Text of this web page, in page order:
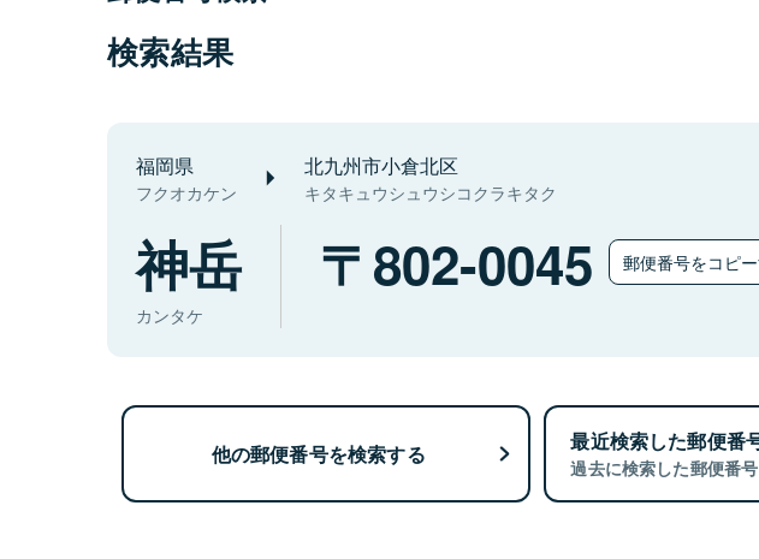
検索結果
福岡県
フクオカケン
北九州市小倉北区
キタキュウシュウシコクラキタク
神岳
カンタケ
802-0045 郵便番号をコピ
他の郵便番号を検索する 最近検索した郵便番
過去に検索した郵便番